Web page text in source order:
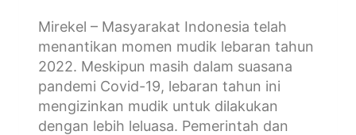
Mirekel – Masyarakat Indonesia telah
menantikan momen mudik lebaran tahun
2022. Meskipun masih dalam suasana
pandemi Covid-19, lebaran tahun ini
mengizinkan mudik untuk dilakukan
dengan lebih leluasa. Pemerintah dan